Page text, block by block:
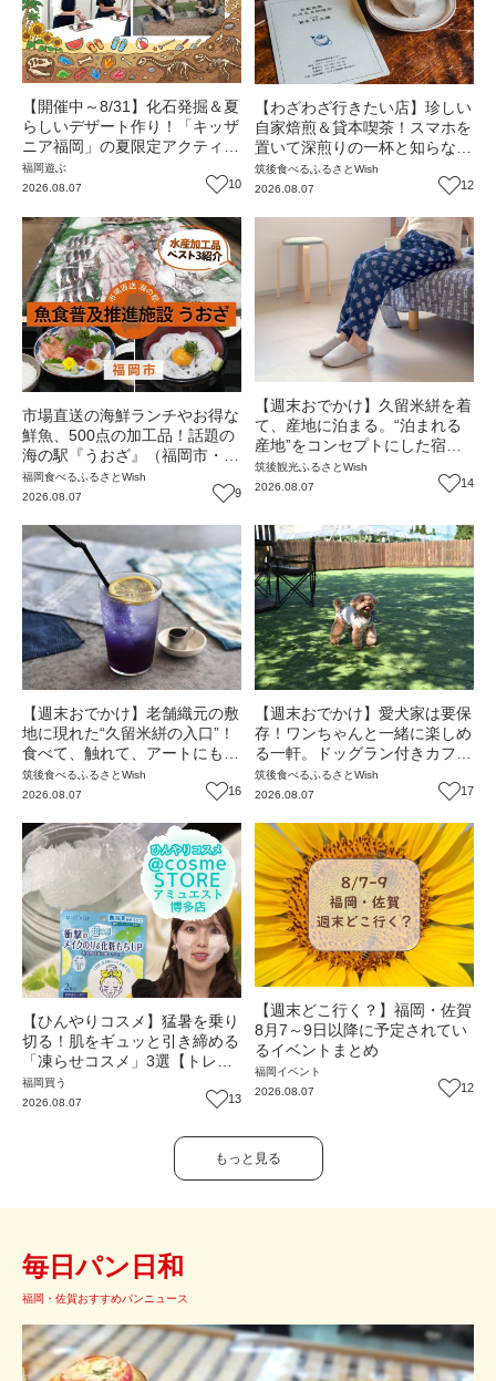
【開催中～8/31】化石発掘＆夏
らしいデザート作り！「キッザ
ニア福岡」の夏限定アクティビ
ティが熱い‼（福岡市博多区）
福岡遊ぶ
2026.08.07
10
【わざわざ行きたい店】珍しい
自家焙煎＆貸本喫茶！スマホを
置いて深煎りの一杯と知らない
一冊を味わう贅沢な時間『たみ
える珈琲店／貸本 利文庫』
筑後食べる ふるさとWish
2026.08.07
12
市場直送の海鮮ランチやお得な
鮮魚、500点の加工品！話題の
海の駅『うおざ』（福岡市・長
浜）【ふるさとWish】
福岡食べるふるさとWish
2026.08.07
9
【週末おでかけ】久留米絣を着
て、産地に泊まる。“泊まれる
産地”をコンセプトにした宿
『泊.Orige』（福岡・広川町）
【まち歩き】
筑後観光 ふるさとWish
2026.08.07
14
【週末おでかけ】老舗織元の敷
地に現れた“久留米絣の入口”！
食べて、触れて、アートにも出
会える『SAKATA CAFE』（福
岡・広川町）【まち歩き】
筑後食べる ふるさとWish
2026.08.07
16
【週末おでかけ】愛犬家は要保
存！ワンちゃんと一緒に楽しめ
る一軒。ドッグラン付きカフェ
＆ペット同伴居酒屋『想咲ダイ
ニング 憩』（福岡・広川町）
筑後食べる ふるさとWish
2026.08.07
17
【ひんやりコスメ】猛暑を乗り
切る！肌をギュッと引き締める
「凍らせコスメ」3選【トレン
ド】
福岡 買う
2026.08.07
13
【週末どこ行く？】福岡・佐賀
8月7～9日以降に予定されてい
るイベントまとめ
福岡 イベント
2026.08.07
12
もっと見る
毎日パン日和
福岡・佐賀おすすめパンニュース